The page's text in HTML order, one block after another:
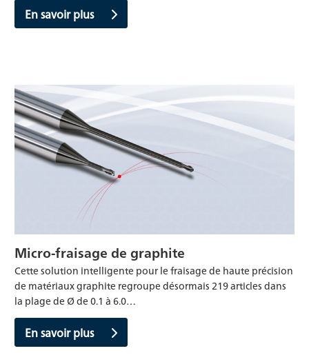
En savoir plus
Micro-fraisage de graphite
Cette solution intelligente pour le fraisage de haute précision
de matériaux graphite regroupe désormais 219 articles dans
la plage de Ø de 0.1 à 6.0…
En savoir plus